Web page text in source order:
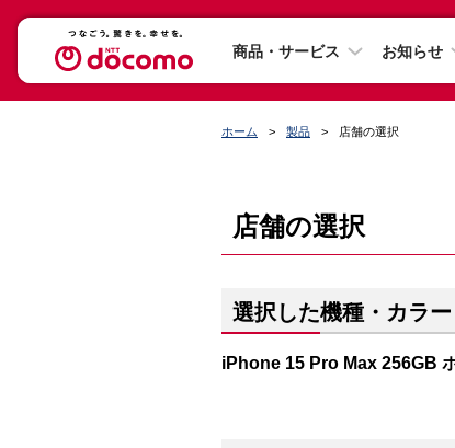
商品・サービス お知らせ
ホーム 製品 店舗の選択
店舗の選択
選択した機種・カラー
iPhone 15 Pro Max 256GB